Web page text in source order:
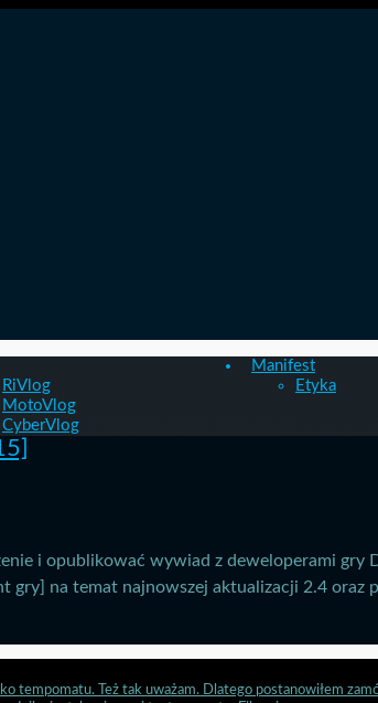
RiVlog
MotoVlog
CyberVlog
Manifest
Etyka
i opublikować wywiad z deweloperami gry
na temat najnowszej aktualizacji 2.4 oraz